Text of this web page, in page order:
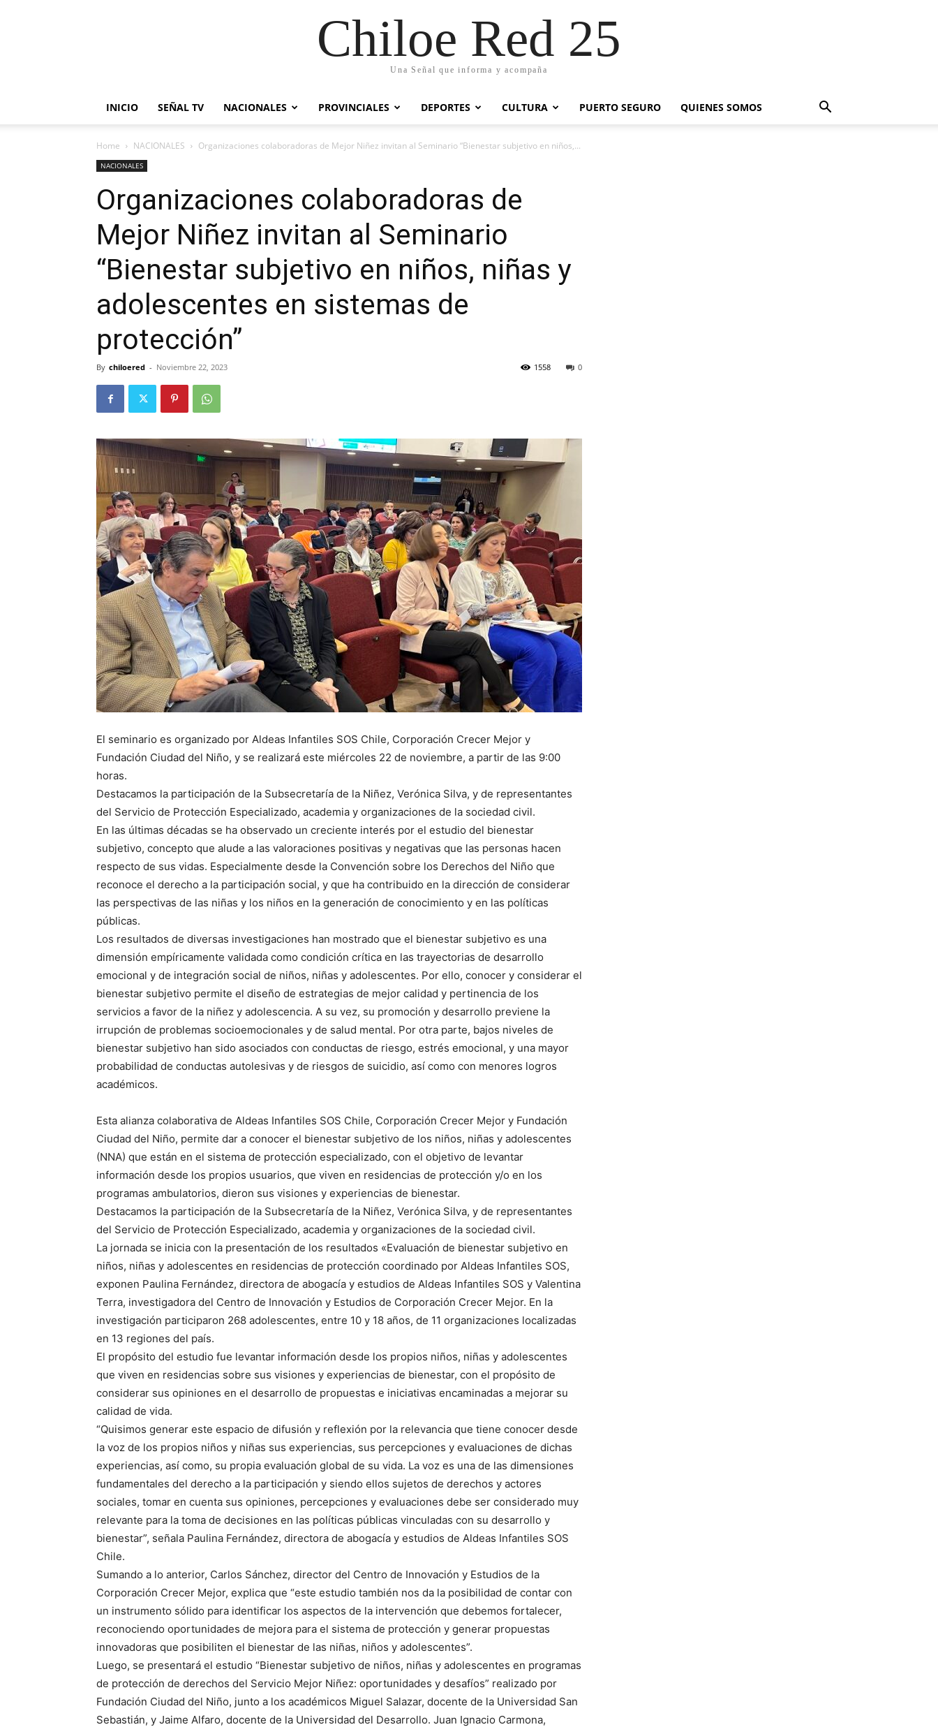
Chiloe Red 25
Una Señal que informa y acompaña
INICIO SEÑAL TV NACIONALES PROVINCIALES DEPORTES CULTURA PUERTO SEGURO QUIENES SOMOS
Home NACIONALES Organizaciones colaboradoras de Mejor Niñez invitan al Seminario “Bienestar subjetivo en niños,...
NACIONALES
Organizaciones colaboradoras de
Mejor Niñez invitan al Seminario
“Bienestar subjetivo en niños, niñas y
adolescentes en sistemas de
protección”
By chiloered - Noviembre 22, 2023 0
1558
El seminario es organizado por Aldeas Infantiles SOS Chile, Corporación Crecer Mejor y
Fundación Ciudad del Niño, y se realizará este miércoles 22 de noviembre, a partir de las 9:00
horas.
Destacamos la participación de la Subsecretaría de la Niñez, Verónica Silva, y de representantes
del Servicio de Protección Especializado, academia y organizaciones de la sociedad civil.
En las últimas décadas se ha observado un creciente interés por el estudio del bienestar
subjetivo, concepto que alude a las valoraciones positivas y negativas que las personas hacen
respecto de sus vidas. Especialmente desde la Convención sobre los Derechos del Niño que
reconoce el derecho a la participación social, y que ha contribuido en la dirección de considerar
las perspectivas de las niñas y los niños en la generación de conocimiento y en las políticas
públicas.
Los resultados de diversas investigaciones han mostrado que el bienestar subjetivo es una
dimensión empíricamente validada como condición crítica en las trayectorias de desarrollo
emocional y de integración social de niños, niñas y adolescentes. Por ello, conocer y considerar el
bienestar subjetivo permite el diseño de estrategias de mejor calidad y pertinencia de los
servicios a favor de la niñez y adolescencia. A su vez, su promoción y desarrollo previene la
irrupción de problemas socioemocionales y de salud mental. Por otra parte, bajos niveles de
bienestar subjetivo han sido asociados con conductas de riesgo, estrés emocional, y una mayor
probabilidad de conductas autolesivas y de riesgos de suicidio, así como con menores logros
académicos.
Esta alianza colaborativa de Aldeas Infantiles SOS Chile, Corporación Crecer Mejor y Fundación
Ciudad del Niño, permite dar a conocer el bienestar subjetivo de los niños, niñas y adolescentes
(NNA) que están en el sistema de protección especializado, con el objetivo de levantar
información desde los propios usuarios, que viven en residencias de protección y/o en los
programas ambulatorios, dieron sus visiones y experiencias de bienestar.
Destacamos la participación de la Subsecretaría de la Niñez, Verónica Silva, y de representantes
del Servicio de Protección Especializado, academia y organizaciones de la sociedad civil.
La jornada se inicia con la presentación de los resultados «Evaluación de bienestar subjetivo en
niños, niñas y adolescentes en residencias de protección coordinado por Aldeas Infantiles SOS,
exponen Paulina Fernández, directora de abogacía y estudios de Aldeas Infantiles SOS y Valentina
Terra, investigadora del Centro de Innovación y Estudios de Corporación Crecer Mejor. En la
investigación participaron 268 adolescentes, entre 10 y 18 años, de 11 organizaciones localizadas
en 13 regiones del país.
El propósito del estudio fue levantar información desde los propios niños, niñas y adolescentes
que viven en residencias sobre sus visiones y experiencias de bienestar, con el propósito de
considerar sus opiniones en el desarrollo de propuestas e iniciativas encaminadas a mejorar su
calidad de vida.
“Quisimos generar este espacio de difusión y reflexión por la relevancia que tiene conocer desde
la voz de los propios niños y niñas sus experiencias, sus percepciones y evaluaciones de dichas
experiencias, así como, su propia evaluación global de su vida. La voz es una de las dimensiones
fundamentales del derecho a la participación y siendo ellos sujetos de derechos y actores
sociales, tomar en cuenta sus opiniones, percepciones y evaluaciones debe ser considerado muy
relevante para la toma de decisiones en las políticas públicas vinculadas con su desarrollo y
bienestar”, señala Paulina Fernández, directora de abogacía y estudios de Aldeas Infantiles SOS
Chile.
Sumando a lo anterior, Carlos Sánchez, director del Centro de Innovación y Estudios de la
Corporación Crecer Mejor, explica que “este estudio también nos da la posibilidad de contar con
un instrumento sólido para identificar los aspectos de la intervención que debemos fortalecer,
reconociendo oportunidades de mejora para el sistema de protección y generar propuestas
innovadoras que posibiliten el bienestar de las niñas, niños y adolescentes”.
Luego, se presentará el estudio “Bienestar subjetivo de niños, niñas y adolescentes en programas
de protección de derechos del Servicio Mejor Niñez: oportunidades y desafíos” realizado por
Fundación Ciudad del Niño, junto a los académicos Miguel Salazar, docente de la Universidad San
Sebastián, y Jaime Alfaro, docente de la Universidad del Desarrollo. Juan Ignacio Carmona,